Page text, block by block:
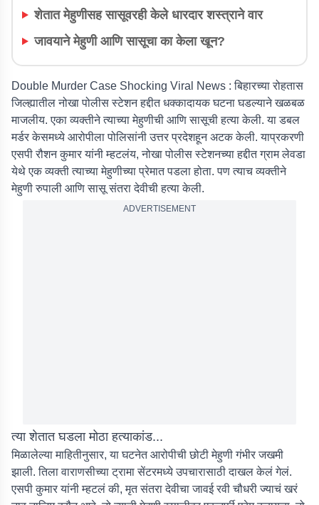
शेतात मेहुणीसह सासूवरही केले धारदार शस्त्राने वार
जावयाने मेहुणी आणि सासूचा का केला खून?
Double Murder Case Shocking Viral News : बिहारच्या रोहतास
जिल्ह्यातील नोखा पोलीस स्टेशन हद्दीत धक्कादायक घटना घडल्याने खळबळ
माजलीय. एका व्यक्तीने त्याच्या मेहुणीची आणि सासूची हत्या केली. या डबल
मर्डर केसमध्ये आरोपीला पोलिसांनी उत्तर प्रदेशहून अटक केली. याप्रकरणी
एसपी रौशन कुमार यांनी म्हटलंय, नोखा पोलीस स्टेशनच्या हद्दीत ग्राम लेवडा
येथे एक व्यक्ती त्याच्या मेहुणीच्या प्रेमात पडला होता. पण त्याच व्यक्तीने
मेहुणी रुपाली आणि सासू संतरा देवीची हत्या केली.
ADVERTISEMENT
त्या शेतात घडला मोठा हत्याकांड...
मिळालेल्या माहितीनुसार, या घटनेत आरोपीची छोटी मेहुणी गंभीर जखमी
झाली. तिला वाराणसीच्या ट्रामा सेंटरमध्ये उपचारासाठी दाखल केलं गेलं.
एसपी कुमार यांनी म्हटलं की, मृत संतरा देवीचा जावई रवी चौधरी ज्याचं खरं